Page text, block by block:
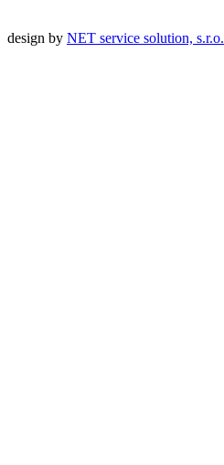
design by NET service solution, s.r.o.